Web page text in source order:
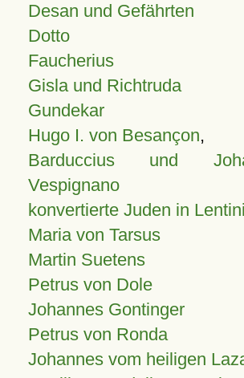
Desan und Gefährten
Dotto
Faucherius
Gisla und Richtruda
Gundekar
Hugo I. von Besançon,
Barduccius und
Vespignano
konvertierte Juden in Lentini
Maria von Tarsus
Martin Suetens
Petrus von Dole
Johannes Gontinger
Petrus von Ronda
Johannes vom heiligen